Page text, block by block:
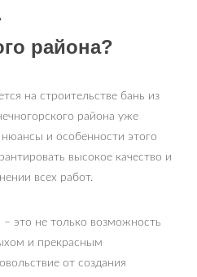
района?
на строительстве бань из
района уже
и особенности этого
высокое качество и
всех работ.
– это не только возможность
и прекрасным
от создания